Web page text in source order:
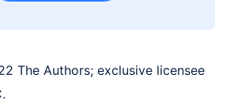
The Authors; exclusive licensee